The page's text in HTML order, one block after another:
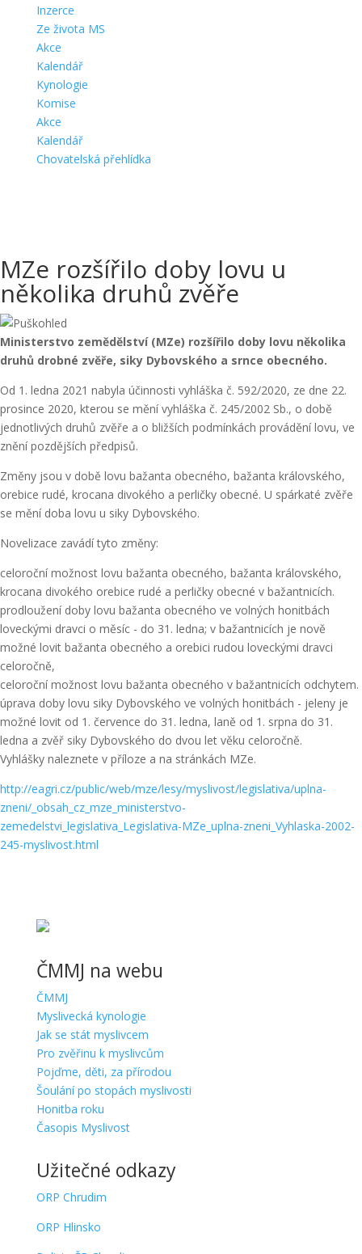
Inzerce
Ze života MS
Akce
Kalendář
Kynologie
Komise
Akce
Kalendář
Chovatelská přehlídka
MZe rozšířilo doby lovu u
několika druhů zvěře
Ministerstvo zemědělství (MZe) rozšířilo doby lovu několika
druhů drobné zvěře, siky Dybovského a srnce obecného.
Od 1. ledna 2021 nabyla účinnosti vyhláška č. 592/2020, ze dne 22.
prosince 2020, kterou se mění vyhláška č. 245/2002 Sb., o době
jednotlivých druhů zvěře a o bližších podmínkách provádění lovu, ve
znění pozdějších předpisů.
Změny jsou v době lovu bažanta obecného, bažanta královského,
orebice rudé, krocana divokého a perličky obecné. U spárkaté zvěře
se mění doba lovu u siky Dybovského.
Novelizace zavádí tyto změny:
celoroční možnost lovu bažanta obecného, bažanta královského,
krocana divokého orebice rudé a perličky obecné v bažantnicích.
prodloužení doby lovu bažanta obecného ve volných honitbách
loveckými dravci o měsíc - do 31. ledna; v bažantnicích je nově
možné lovit bažanta obecného a orebici rudou loveckými dravci
celoročně,
celoroční možnost lovu bažanta obecného v bažantnicích odchytem.
úprava doby lovu siky Dybovského ve volných honitbách - jeleny je
možné lovit od 1. července do 31. ledna, laně od 1. srpna do 31.
ledna a zvěř siky Dybovského do dvou let věku celoročně.
Vyhlášky naleznete v příloze a na stránkách MZe.
http://eagri.cz/public/web/mze/lesy/myslivost/legislativa/uplna-
zneni/_obsah_cz_mze_ministerstvo-
zemedelstvi_legislativa_Legislativa-MZe_uplna-zneni_Vyhlaska-2002-
245-myslivost.html
ČMMJ na webu
ČMMJ
Myslivecká kynologie
Jak se stát myslivcem
Pro zvěřinu k myslivcům
Pojďme, děti, za přírodou
Šoulání po stopách myslivosti
Honitba roku
Časopis Myslivost
Užitečné odkazy
ORP Chrudim
ORP Hlinsko